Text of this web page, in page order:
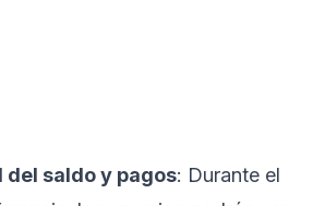
saldo y pagos: Durante el